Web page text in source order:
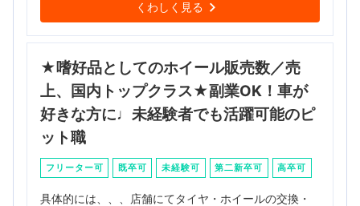
くわしく見る
★嗜好品としてのホイール販売数／売
上、国内トップクラス★副業OK！車が
好きな方に♩未経験者でも活躍可能のピ
ット職
フリーター可 既卒可 未経験可 第二新卒可 高卒可
具体的には、、、店舗にてタイヤ・ホイールの交換・